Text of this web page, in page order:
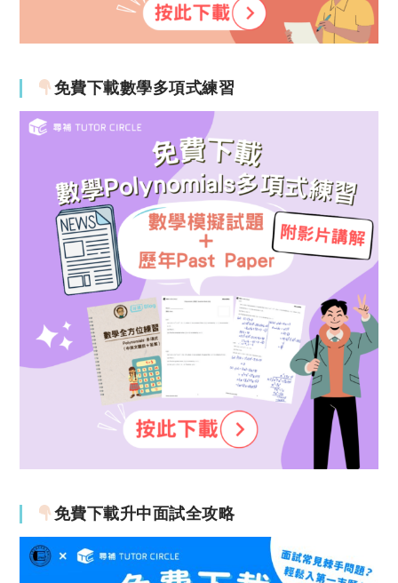
免費下載數學多項式練習
免費下載升中面試全攻略